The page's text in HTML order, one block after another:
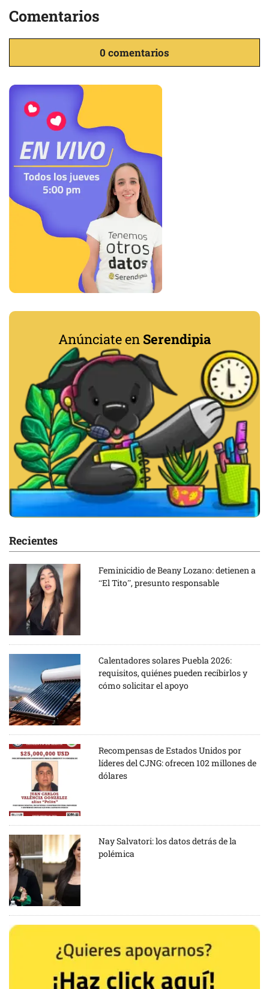
Comentarios
0 comentarios
Anúnciate en Serendipia
Recientes
Feminicidio de Beany Lozano: detienen a
“El Tito”, presunto responsable
Calentadores solares Puebla 2026:
requisitos, quiénes pueden recibirlos y
cómo solicitar el apoyo
Recompensas de Estados Unidos por
líderes del CJNG: ofrecen 102 millones de
dólares
Nay Salvatori: los datos detrás de la
polémica